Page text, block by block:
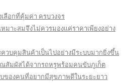
เลือกที่คุ้มค่า ครบวงจร
มาะสมจึงไม่ควรมองแค่ราคาเพียงอย่าง
วบคุมสินค้าเป็นไปอย่างมีระบบมากยิ่งขึ้น
สัมผัสได้จากรถหรูพร้อมคนขับภูเก็ต
บของคนที่อยากมีสุขภาพดีในระยะยาว